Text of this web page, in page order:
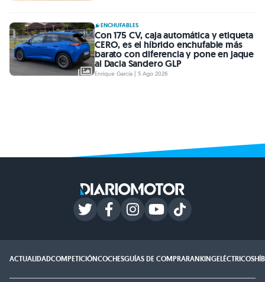
ENCHUFABLES
Con 175 CV, caja automática y etiqueta
CERO, es el híbrido enchufable más
barato con diferencia y pone en jaque
al Dacia Sandero GLP
Enrique García | 5 Ago 2026
ACTUALIDADCOMPETICIÓNCOCHESGUÍAS DE COMPRARANKINGELÉCTRICOS